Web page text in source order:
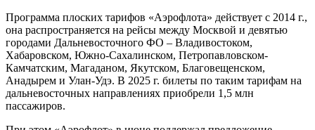
Программа плоских тарифов «Аэрофлота» действует с 2014 г.,
она распространяется на рейсы между Москвой и девятью
городами Дальневосточного ФО – Владивостоком,
Хабаровском, Южно-Сахалинском, Петропавловском-
Камчатским, Магаданом, Якутском, Благовещенском,
Анадырем и Улан-Удэ. В 2025 г. билеты по таким тарифам на
дальневосточных направлениях приобрели 1,5 млн
пассажиров.